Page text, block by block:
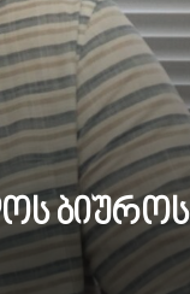
ბიუროს